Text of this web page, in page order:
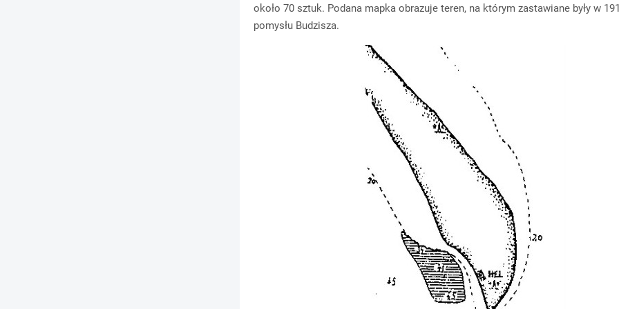
około 70 sztuk. Podana mapka obrazuje teren, na którym zastawiane były w
pomysłu Budzisza.